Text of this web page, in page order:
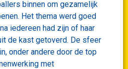
binnen om gezamelijk
Het thema werd goed
iedereen had zijn of haar
de kast getoverd. De sfeer
onder andere door de top
met